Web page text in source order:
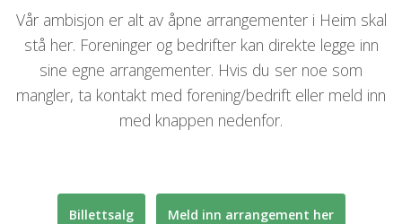
Vår ambisjon er alt av åpne arrangementer i Heim skal
stå her. Foreninger og bedrifter kan direkte legge inn
sine egne arrangementer. Hvis du ser noe som
mangler, ta kontakt med forening/bedrift eller meld inn
med knappen nedenfor.
Billettsalg Meld inn arrangement her